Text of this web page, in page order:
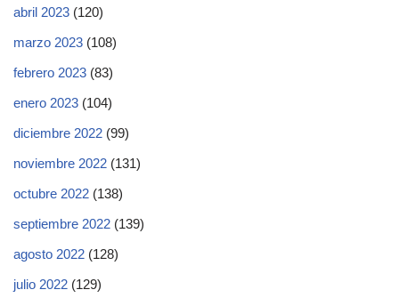
abril 2023 (120)
marzo 2023 (108)
febrero 2023 (83)
enero 2023 (104)
diciembre 2022 (99)
noviembre 2022 (131)
octubre 2022 (138)
septiembre 2022 (139)
agosto 2022 (128)
julio 2022 (129)